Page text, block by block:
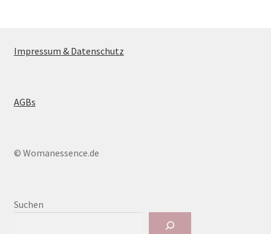
Impressum & Datenschutz
AGBs
© Womanessence.de
Suchen